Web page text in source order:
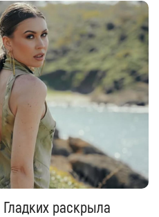
раскрыла